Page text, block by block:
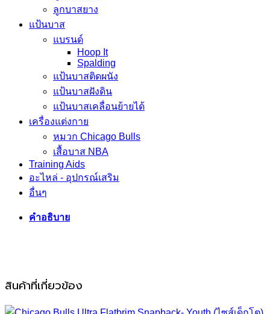
Youth
James
Harden
ลูกบาสยาง
แป้นบาส
แบรนด์
Hoop It
Spalding
แป้นบาสติดผนัง
แป้นบาสฝังดิน
แป้นบาสเคลื่อนย้ายได้
เครื่องแต่งกาย
หมวก Chicago Bulls
เสื้อบาส NBA
Training Aids
อะไหล่ - อุปกรณ์เสริม
อื่นๆ
คำอธิบาย
สินค้าที่เกี่ยวข้อง